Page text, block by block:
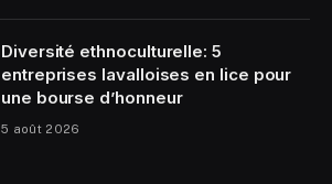
Diversité ethnoculturelle: 5
entreprises lavalloises en lice pour
une bourse d’honneur
5 août 2026